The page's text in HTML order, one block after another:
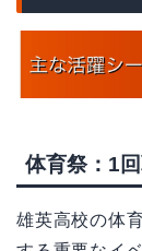
体育祭：1
雄英高校の体